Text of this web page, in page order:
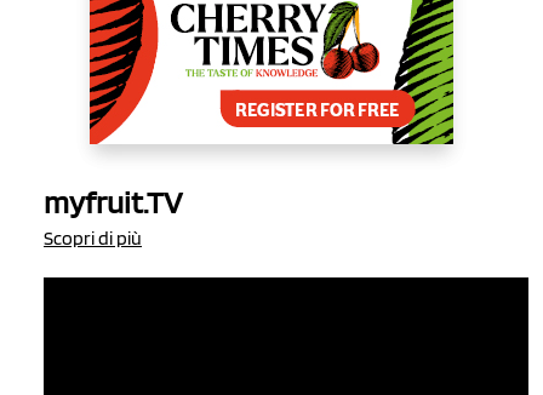
myfruit.TV
Scopri di più